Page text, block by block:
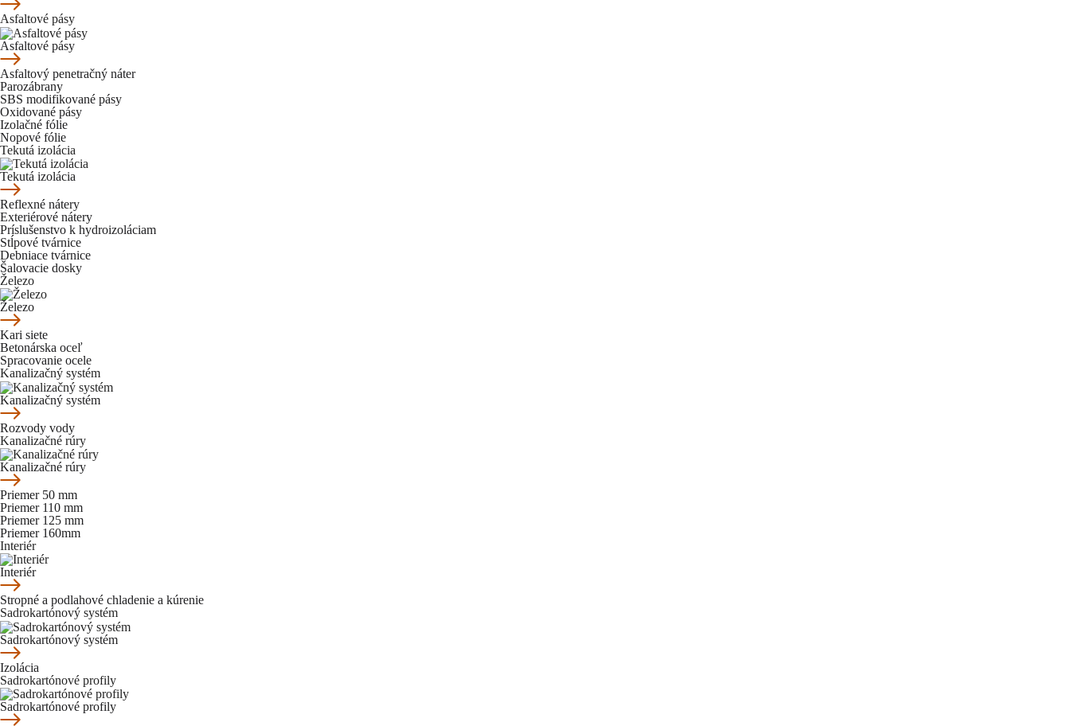
Asfaltové pásy
Asfaltové pásy
Asfaltový penetračný náter
Parozábrany
SBS modifikované pásy
Oxidované pásy
Izolačné fólie
Nopové fólie
Tekutá izolácia
Tekutá izolácia
Reflexné nátery
Exteriérové nátery
Príslušenstvo k hydroizoláciam
Stĺpové tvárnice
Debniace tvárnice
Šalovacie dosky
Železo
Železo
Kari siete
Betonárska oceľ
Spracovanie ocele
Kanalizačný systém
Kanalizačný systém
Rozvody vody
Kanalizačné rúry
Kanalizačné rúry
Priemer 50 mm
Priemer 110 mm
Priemer 125 mm
Priemer 160mm
Interiér
Interiér
Stropné a podlahové chladenie a kúrenie
Sadrokartónový systém
Sadrokartónový systém
Izolácia
Sadrokartónové profily
Sadrokartónové profily